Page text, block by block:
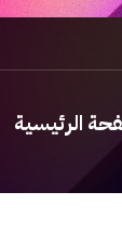
الرئيسية